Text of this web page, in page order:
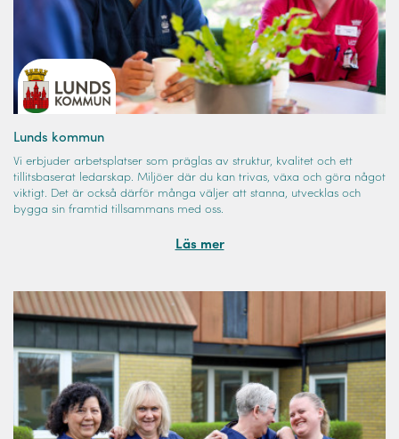
Lunds kommun
Vi erbjuder arbetsplatser som präglas av struktur, kvalitet och ett
tillitsbaserat ledarskap. Miljöer där du kan trivas, växa och göra något
viktigt. Det är också därför många väljer att stanna, utvecklas och
bygga sin framtid tillsammans med oss.
Läs mer